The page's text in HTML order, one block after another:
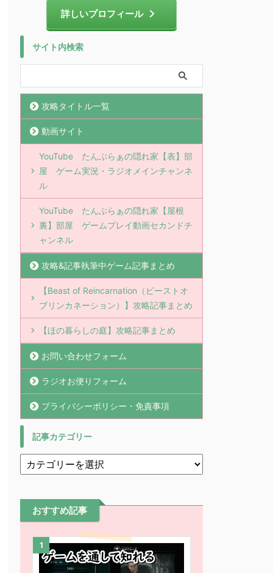
詳しいプロフィール
サイト内検索
攻略タイトル一覧
動画サイト
YouTube たんぶらぁの隠れ家【表】部
屋 ゲーム実況・ラジオメインチャンネ
ル
YouTube たんぶらぁの隠れ家【屋根
裏】部屋 ゲームプレイ動画セカンドチ
ャンネル
攻略&記事執筆中ゲーム記事まとめ
【Beast of Reincarnation（ビーストオ
ブリンカネーション）】攻略記事まとめ
【ほの暮らしの庭】攻略記事まとめ
お問い合わせフォーム
ラジオお便りフォーム
プライバシーポリシー・免責事項
記事カテゴリー
おすすめ記事
1